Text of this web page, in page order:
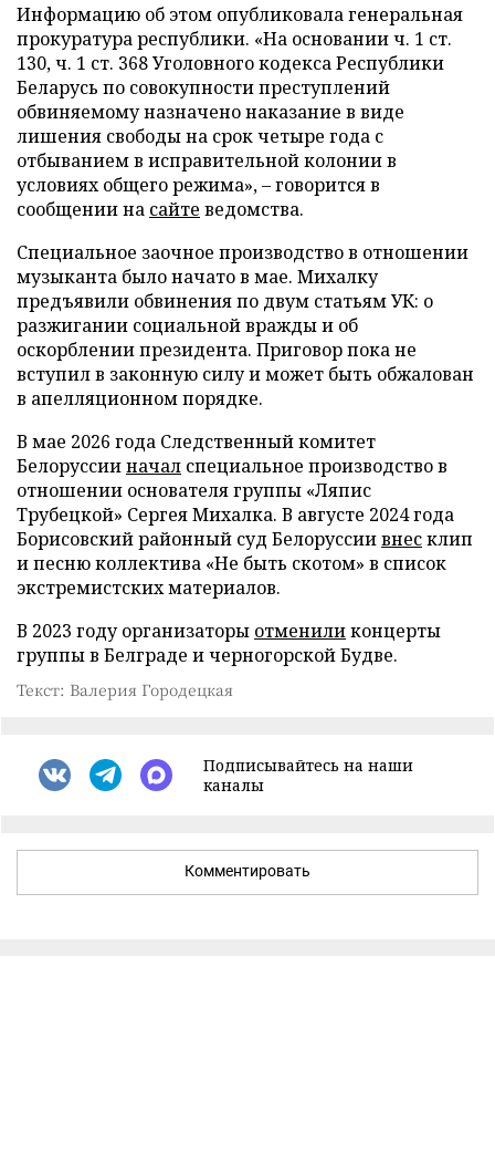
Информацию об этом опубликовала генеральная
прокуратура республики. «На основании ч. 1 ст.
130, ч. 1 ст. 368 Уголовного кодекса Республики
Беларусь по совокупности преступлений
обвиняемому назначено наказание в виде
лишения свободы на срок четыре года с
отбыванием в исправительной колонии в
условиях общего режима», – говорится в
сообщении на сайте ведомства.
Специальное заочное производство в отношении
музыканта было начато в мае. Михалку
предъявили обвинения по двум статьям УК: о
разжигании социальной вражды и об
оскорблении президента. Приговор пока не
вступил в законную силу и может быть обжалован
в апелляционном порядке.
В мае 2026 года Следственный комитет
Белоруссииначал специальное производство в
отношении основателя группы «Ляпис
Трубецкой» Сергея Михалка. В августе 2024 года
Борисовский районный суд Белоруссиивнесклип
и песню коллектива «Не быть скотом» в список
экстремистских материалов.
В 2023 году организаторы отмениликонцерты
группы в Белграде и черногорской Будве.
Текст: Валерия Городецкая
Подписывайтесь на наши
каналы
Комментировать